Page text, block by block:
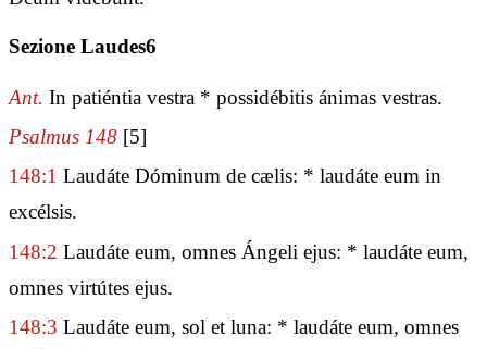
Sezione Laudes6
Ant. In patiéntia vestra * possidébitis ánimas vestras.
Psalmus 148 [5]
148:1 Laudáte Dóminum de cælis: * laudáte eum in
excélsis.
148:2 Laudáte eum, omnes Ángeli ejus: * laudáte eum,
omnes virtútes ejus.
148:3 Laudáte eum, sol et luna: * laudáte eum, omnes